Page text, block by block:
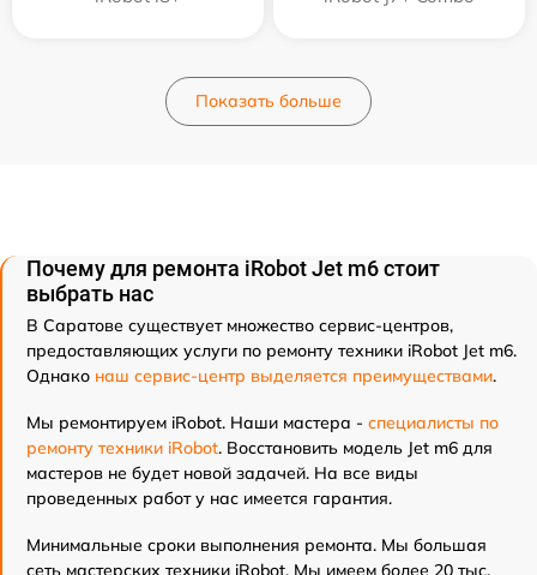
Показать больше
Почему для ремонта iRobot Jet m6 стоит
выбрать нас
В Саратове существует множество сервис-центров,
предоставляющих услуги по ремонту техники iRobot Jet m6.
Однако наш сервис-центр выделяется преимуществами.
Мы ремонтируем iRobot. Наши мастера - специалисты по
ремонту техники iRobot. Восстановить модель Jet m6 для
мастеров не будет новой задачей. На все виды
проведенных работ у нас имеется гарантия.
Минимальные сроки выполнения ремонта. Мы большая
сеть мастерских техники iRobot. Мы имеем более 20 тыс.